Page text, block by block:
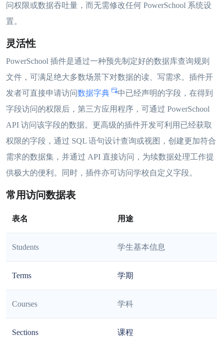
问权限或数据吞吐量，而无需修改任何 PowerSchool 系统设
置。
灵活性
PowerSchool 插件是通过一种预先制定好的数据库查询规则
文件，可满足绝大多数场景下对数据的读、写需求。插件开
发者可直接申请访问数据字典
中已经声明的字段，在得到
字段访问的权限后，第三方应用程序，可通过 PowerSchool
API 访问该字段的数据。更高级的插件开发可利用已经获取
权限的字段，通过 SQL 语句设计查询或视图，创建更加符合
需求的数据集，并通过 API 直接访问，为续数据处理工作提
供极大的便利。同时，插件亦可访问学校自定义字段。
常用访问数据表
表名 用途
Students 学生基本信息
Terms 学期
Courses 学科
Sections 课程